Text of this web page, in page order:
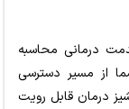
درمانی محاسبه
از مسیر دسترسی
درمان قابل رویت